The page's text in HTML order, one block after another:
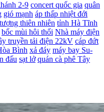
2-9 concert quốc gia quân
gió mạnh áp thấp nhiệt đới
thiên nhiên tỉnh Hà Tĩnh
bốc mùi hôi thối Nhà máy điện
truyền tải điện 22kV cáp đứt
Bình xả đáy máy bay Su-
đấu sạt lở quán cà phê Tây